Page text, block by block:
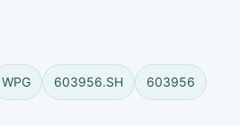
WPG 603956.SH 603956